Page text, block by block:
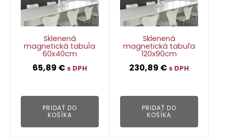
Sklenená
magnetická tabuĺa
60x40cm
65,89 € s DPH
PRIDAŤ DO
KOŠÍKA
Sklenená
magnetická tabuľa
120x90cm
230,89 € s DPH
PRIDAŤ DO
KOŠÍKA